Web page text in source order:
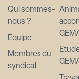
Qui sommes-
nous ?
Equipe
Membres du
syndicat